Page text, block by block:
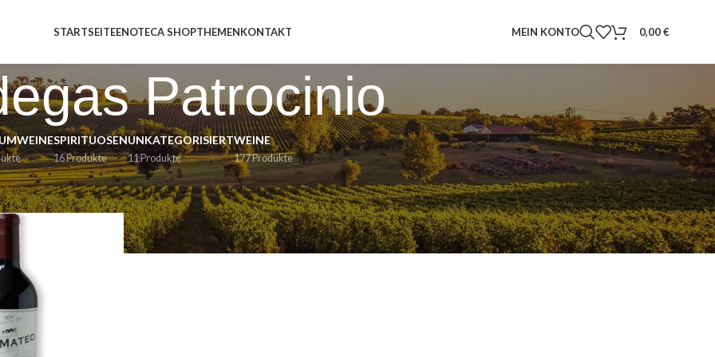
STARTSEITEENOTECA SHOPTHEMENKONTAKT MEIN KONTO 0,00€
Patrocinio
SPIRITUOSEN
16 Produkte
UNKATEGORISIERT
11 Produkte
WEINE
177 Produkte
/Rioja/Bodegas Patrocinio Zeige 12 18 24